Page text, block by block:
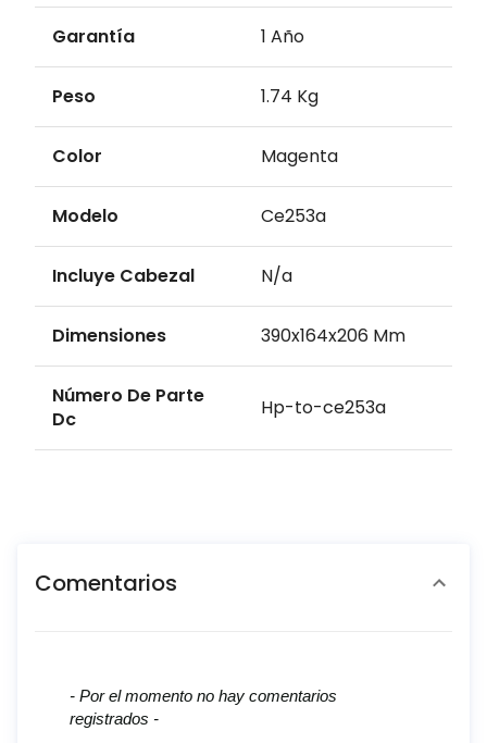
Garantía 1 Año
Peso 1.74 Kg
Color Magenta
Modelo Ce253a
Incluye Cabezal N/a
Dimensiones 390x164x206 Mm
Número De Parte
Dc
Hp-to-ce253a
Comentarios
- Por el momento no hay comentarios
registrados -
New content loaded